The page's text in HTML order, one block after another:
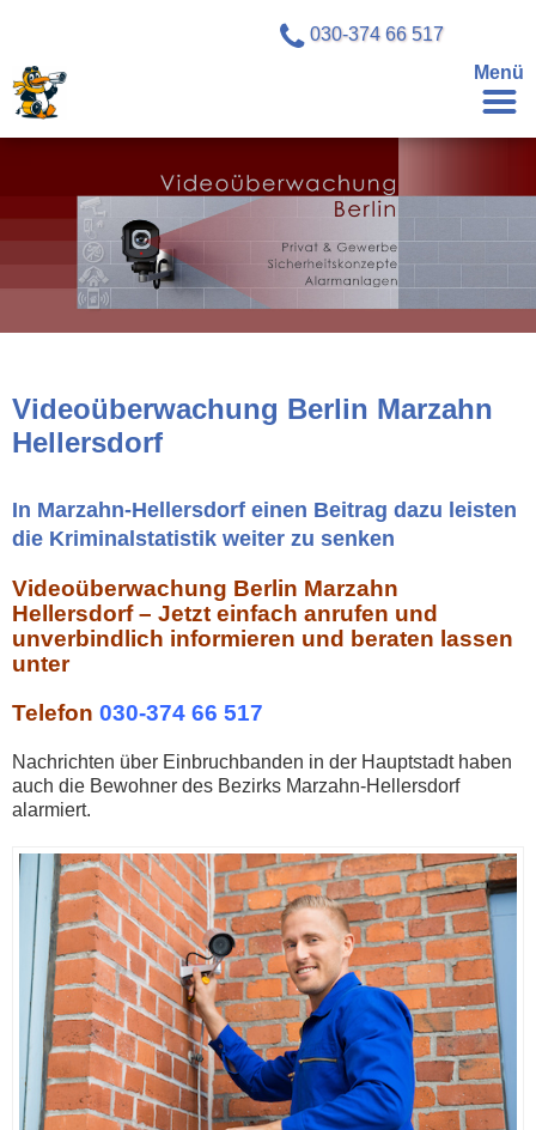
Menü
030-374 66 517
Videoüberwachung Berlin Marzahn
Hellersdorf
In Marzahn-Hellersdorf einen Beitrag dazu leisten
die Kriminalstatistik weiter zu senken
Videoüberwachung Berlin Marzahn
Hellersdorf – Jetzt einfach anrufen und
unverbindlich informieren und beraten lassen
unter
Telefon 030-374 66 517
Nachrichten über Einbruchbanden in der Hauptstadt haben
auch die Bewohner des Bezirks Marzahn-Hellersdorf
alarmiert.